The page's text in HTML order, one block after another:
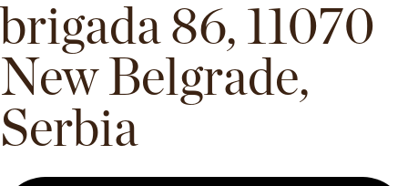
brigada 86, 11070
New Belgrade,
Serbia